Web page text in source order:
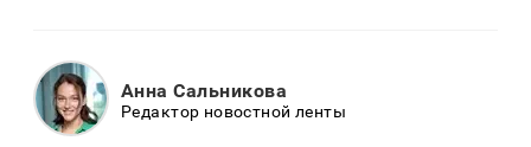
Анна Сальникова
Редактор новостной ленты